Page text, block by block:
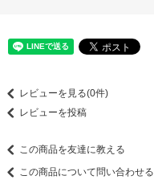
レビューを見る(0件)
レビューを投稿
この商品を友達に教える
この商品について問い合わせる